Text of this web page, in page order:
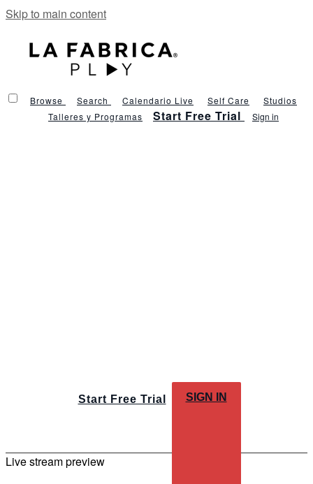
Skip to main content
Browse Search Calendario Live Self Care
Studios
Talleres y Programas
Start Free Trial Sign in
Start Free Trial SIGN IN
Live stream preview